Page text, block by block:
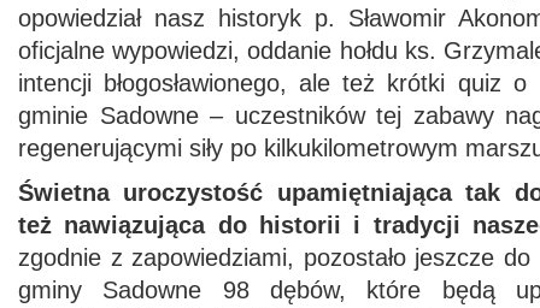
opowiedział nasz historyk p. Sławomir
oficjalne wypowiedzi, oddanie hołdu ks.
intencji błogosławionego, ale też krótki quiz
gminie Sadowne – uczestników tej zabawy
regenerującymi siły po kilkukilometrowym
Świetna uroczystość upamiętniająca tak
też nawiązująca do historii i tradycji
zgodnie z zapowiedziami, pozostało jeszcze
gminy Sadowne 98 dębów, które będą